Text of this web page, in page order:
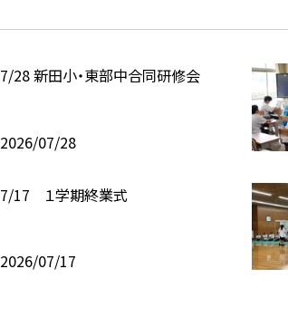
7/28 新田小・東部中合同研修会
2026/07/28
7/17 １学期終業式
2026/07/17